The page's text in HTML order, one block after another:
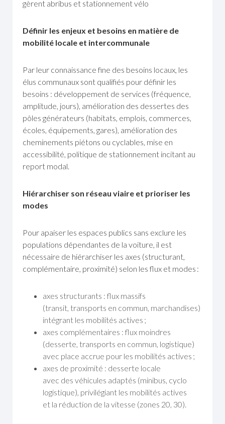
gèrent abribus et stationnement vélo
Définir les enjeux et besoins en matière de
mobilité locale et intercommunale
Par leur connaissance fine des besoins locaux, les
élus communaux sont qualifiés pour définir les
besoins : développement de services (fréquence,
amplitude, jours), amélioration des dessertes des
pôles générateurs (habitats, emplois, commerces,
écoles, équipements, gares), amélioration des
cheminements piétons ou cyclables, mise en
accessibilité, politique de stationnement incitant au
report modal.
Hiérarchiser son réseau viaire et prioriser les
modes
Pour apaiser les espaces publics sans exclure les
populations dépendantes de la voiture, il est
nécessaire de hiérarchiser les axes (structurant,
complémentaire, proximité) selon les flux et modes :
axes structurants : flux massifs
(transit, transports en commun, marchandises)
intégrant les mobilités actives ;
axes complémentaires : flux moindres
(desserte, transports en commun, logistique)
avec place accrue pour les mobilités actives ;
axes de proximité : desserte locale
avec des véhicules adaptés (minibus, cyclo
logistique), privilégiant les mobilités actives
et la réduction de la vitesse (zones 20, 30).